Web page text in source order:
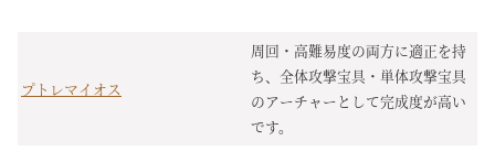
プトレマイオス
周回・高難易度の両方に適正を持
ち、全体攻撃宝具・単体攻撃宝具
のアーチャーとして完成度が高い
です。